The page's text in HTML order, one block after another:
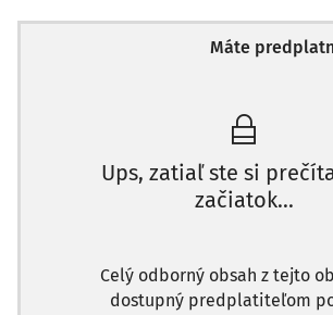
Máte
Ups, zatiaľ ste si
začiatok...
Celý odborný obsah z tejto
dostupný predplatiteľom